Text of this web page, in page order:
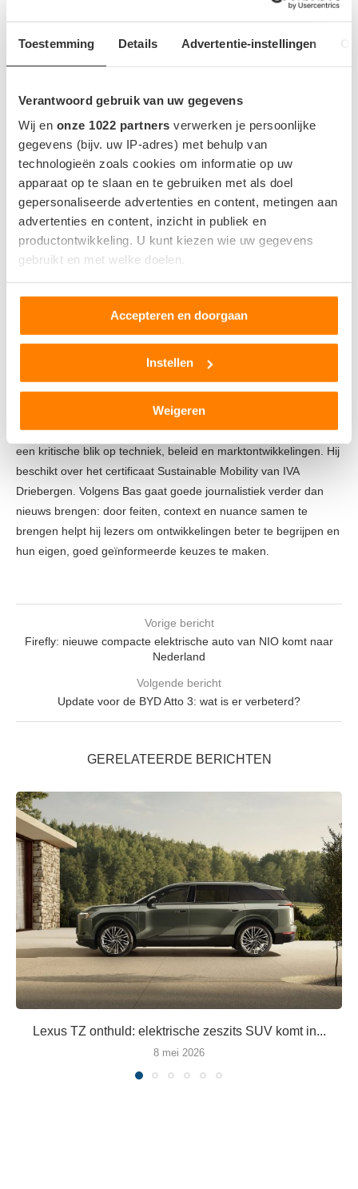
Toestemming Details Advertentie-instellingen
Verantwoord gebruik van uw gegevens
Wij en onze 1022 partners verwerken je persoonlijke
gegevens (bijv. uw IP-adres) met behulp van
technologieën zoals cookies om informatie op uw
apparaat op te slaan en te gebruiken met als doel
gepersonaliseerde advertenties en content, metingen aan
advertenties en content, inzicht in publiek en
productontwikkeling. U kunt kiezen wie uw gegevens
gebruikt en met welke doelen.
Als u het toestaat, willen we ook graag:
Informatie verzamelen over uw geografische locatie,
die tot een paar meter nauwkeurig kan zijn
Uw apparaat identificeren door het actief te scannen
verwerkt en stel uw voorkeuren in het
intrekken in de Cookieverklaring.
We gebruiken cookies om content en advertenties te
personaliseren, om functies voor social media te bieden
en om ons websiteverkeer te analyseren. Ook delen we
informatie over uw gebruik van onze site met onze
verzameld op basis van uw gebruik van hun services.
Accepteren en doorgaan
Instellen
Weigeren
maar wel een hoog afwerkingsniveau en sterke reputatie op het
elektrisch wil rijden. En soms is dat precies wat nodig is: geen
revolutie, maar een overtuigende stap vooruit.
LEXUS
0
BAS VAN DER WEERD
over campers en caravans, later ook personenauto's. Sinds
2018 is hij zich ook gaan specialiseren in elektrisch rijden,
duurzame mobiliteit en de energietransitie. Bas volgt de
ontwikkelingen op de voet en combineert praktijkervaring met
een kritische blik op techniek, beleid en marktontwikkelingen. Hij
beschikt over het certificaat Sustainable Mobility van IVA
Driebergen. Volgens Bas gaat goede journalistiek verder dan
nieuws brengen: door feiten, context en nuance samen te
brengen helpt hij lezers om ontwikkelingen beter te begrijpen en
hun eigen, goed geïnformeerde keuzes te maken.
Vorige bericht
Firefly: nieuwe compacte elektrische auto van NIO komt naar
Nederland
Volgende bericht
Update voor de BYD Atto 3: wat is er verbeterd?
GERELATEERDE BERICHTEN
Lexus TZ onthuld: elektrische zeszits SUV komt in...
8 mei 2026